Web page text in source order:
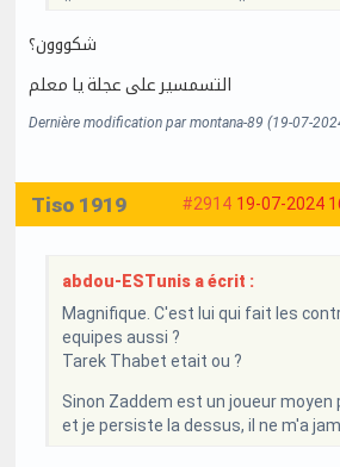
شكووون؟
التسمسير على عجلة يا معلم
Dernière modification par montana-89 (19-07-
#2914 19-07-2024
Tiso 1919
abdou-ESTunis a écrit :
Magnifique. C'est lui qui fait les
equipes aussi ?
Tarek Thabet etait ou ?
Sinon Zaddem est un joueur
et je persiste la dessus, il ne m'a